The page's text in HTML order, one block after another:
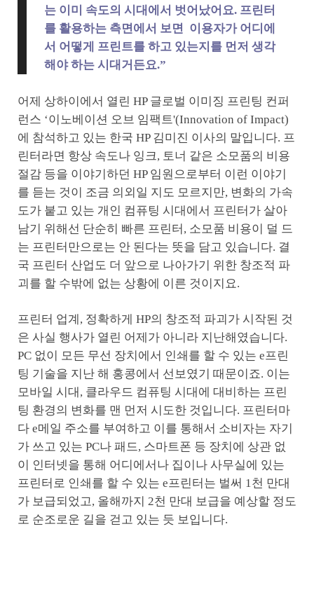
는 이미 속도의 시대에서 벗어났어요. 프린터
를 활용하는 측면에서 보면 이용자가 어디에
서 어떻게 프린트를 하고 있는지를 먼저 생각
해야 하는 시대거든요.”
어제 상하이에서 열린 HP 글로벌 이미징 프린팅 컨퍼
런스 ‘이노베이션 오브 임팩트'(Innovation of Impact)
에 참석하고 있는 한국 HP 김미진 이사의 말입니다. 프
린터라면 항상 속도나 잉크, 토너 같은 소모품의 비용
절감 등을 이야기하던 HP 임원으로부터 이런 이야기
를 듣는 것이 조금 의외일 지도 모르지만, 변화의 가속
도가 붙고 있는 개인 컴퓨팅 시대에서 프린터가 살아
남기 위해선 단순히 빠른 프린터, 소모품 비용이 덜 드
는 프린터만으로는 안 된다는 뜻을 담고 있습니다. 결
국 프린터 산업도 더 앞으로 나아가기 위한 창조적 파
괴를 할 수밖에 없는 상황에 이른 것이지요.
프린터 업계, 정확하게 HP의 창조적 파괴가 시작된 것
은 사실 행사가 열린 어제가 아니라 지난해였습니다.
PC 없이 모든 무선 장치에서 인쇄를 할 수 있는 e프린
팅 기술을 지난 해 홍콩에서 선보였기 때문이죠. 이는
모바일 시대, 클라우드 컴퓨팅 시대에 대비하는 프린
팅 환경의 변화를 맨 먼저 시도한 것입니다. 프린터마
다 e메일 주소를 부여하고 이를 통해서 소비자는 자기
가 쓰고 있는 PC나 패드, 스마트폰 등 장치에 상관 없
이 인터넷을 통해 어디에서나 집이나 사무실에 있는
프린터로 인쇄를 할 수 있는 e프린터는 벌써 1천 만대
가 보급되었고, 올해까지 2천 만대 보급을 예상할 정도
로 순조로운 길을 걷고 있는 듯 보입니다.